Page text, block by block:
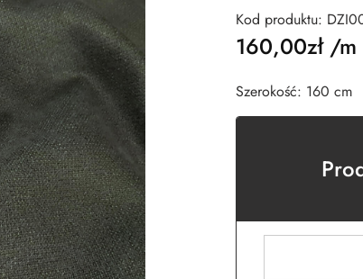
Kod produktu:
160,00zł/m
Szerokość: 160 cm